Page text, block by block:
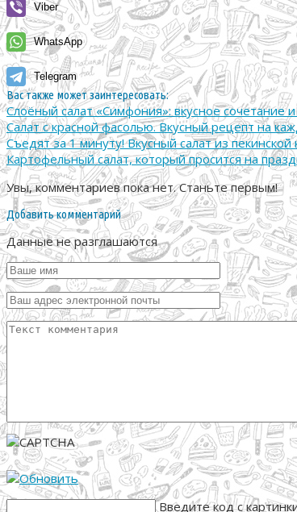
Viber
WhatsApp
Telegram
Вас также может заинтересовать:
Слоёный салат «Симфония»: вкусное сочетание
Салат с красной фасолью. Вкусный рецепт на
Съедят за 1 минуту! Вкусный салат из
Картофельный салат, который просится на
Увы, комментариев пока нет. Станьте первым!
Добавить комментарий
Данные не разглашаются
Введите код с